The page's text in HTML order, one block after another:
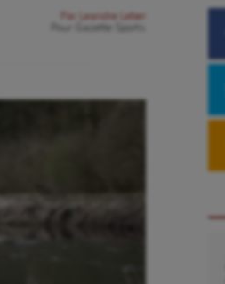
Par
Leandre Leber
Gazette Sports